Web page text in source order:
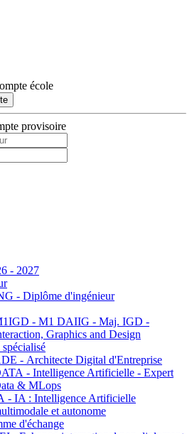
école
provisoire
- 2027
- Diplôme d'ingénieur
- M1 DAIIG - Maj. IGD -
Graphics and Design
- Architecte Digital d'Entreprise
- Intelligence Artificielle - Expert
& MLops
- IA : Intelligence Artificielle
et autonome
d'échange